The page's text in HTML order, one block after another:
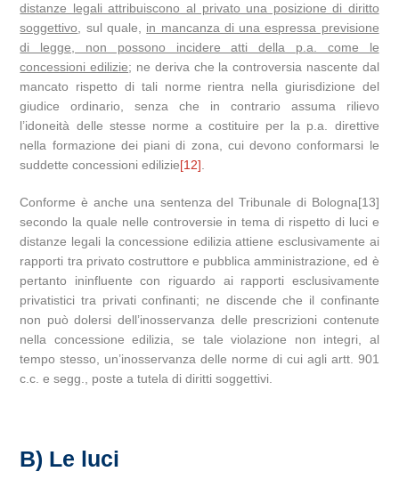
distanze legali attribuiscono al privato una posizione di diritto
soggettivo, sul quale, in mancanza di una espressa previsione
di legge, non possono incidere atti della p.a. come le
concessioni edilizie; ne deriva che la controversia nascente dal
mancato rispetto di tali norme rientra nella giurisdizione del
giudice ordinario, senza che in contrario assuma rilievo
l’idoneità delle stesse norme a costituire per la p.a. direttive
nella formazione dei piani di zona, cui devono conformarsi le
suddette concessioni edilizie[12].
Conforme è anche una sentenza del Tribunale di Bologna[13]
secondo la quale nelle controversie in tema di rispetto di luci e
distanze legali la concessione edilizia attiene esclusivamente ai
rapporti tra privato costruttore e pubblica amministrazione, ed è
pertanto ininfluente con riguardo ai rapporti esclusivamente
privatistici tra privati confinanti; ne discende che il confinante
non può dolersi dell’inosservanza delle prescrizioni contenute
nella concessione edilizia, se tale violazione non integri, al
tempo stesso, un’inosservanza delle norme di cui agli artt. 901
c.c. e segg., poste a tutela di diritti soggettivi.
B) Le luci